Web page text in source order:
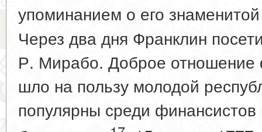
упоминанием о его
Через два дня Франклин
Р. Мирабо. Доброе отношение
шло на пользу молодой
популярны среди